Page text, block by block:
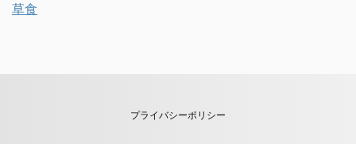
草食
プライバシーポリシー